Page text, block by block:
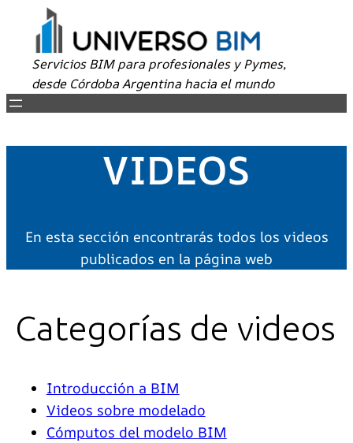
Servicios BIM para profesionales y Pymes,
desde Córdoba Argentina hacia el mundo
VIDEOS
En esta sección encontrarás todos los videos
publicados en la página web
Categorías de videos
Introducción a BIM
Videos sobre modelado
Cómputos del modelo BIM